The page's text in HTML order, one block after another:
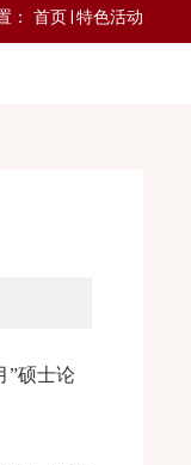
： 首页 特色活动
”硕士论